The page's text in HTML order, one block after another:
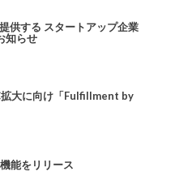
供する スタートアップ企業
知らせ
大に向け「Fulfillment by
能をリリース